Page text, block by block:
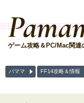
ゲーム攻略＆PC/Mac関
パママ FF14攻略＆情報